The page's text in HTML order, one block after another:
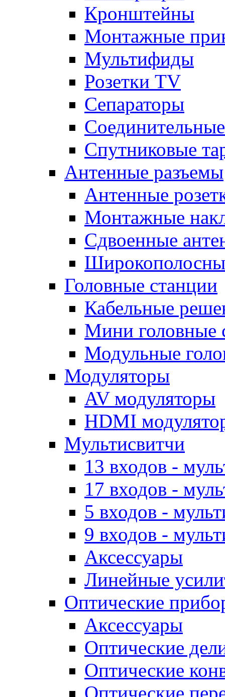
Кронштейны
Монтажные
Мультифиды
Розетки TV
Сепараторы
Спутниковые
Антенные разъемы
Антенные
Монтажные
Сдвоенные
Головные станции
Кабельные
Мини головные
Модульные
Модуляторы
AV модуляторы
HDMI
Мультисвитчи
13 входов -
17 входов -
5 входов -
9 входов -
Аксессуары
Линейные
Оптические
Аксессуары
Оптические
Оптические